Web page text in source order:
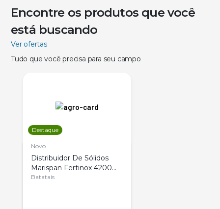
Encontre os produtos que você
está buscando
Ver ofertas
Tudo que você precisa para seu campo
Destaque
Novo
Distribuidor De Sólidos
Marispan Fertinox 4200
Citrus
Batatais